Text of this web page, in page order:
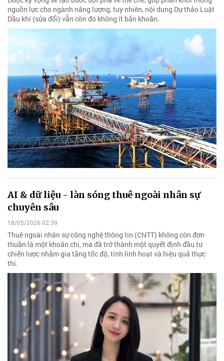
nguồn lực cho ngành năng lượng, tuy nhiên, nội dung Dự thảo Luật
Dầu khí (sửa đổi) vẫn còn đó không ít băn khoăn.
AI & dữ liệu - làn sóng thuê ngoài nhân sự
chuyên sâu
18/05/2026 02:39
Thuê ngoài nhân sự công nghệ thông tin (CNTT) không còn đơn
thuần là một khoản chi, mà đã trở thành một quyết định đầu tư
chiến lược nhằm gia tăng tốc độ, tính linh hoạt và hiệu quả thực
thi.